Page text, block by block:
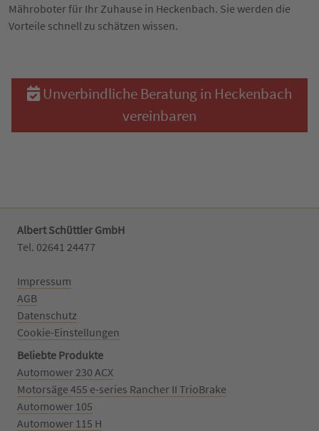
Mähroboter für Ihr Zuhause in Heckenbach. Sie werden die
Vorteile schnell zu schätzen wissen.
Unverbindliche Beratung in Heckenbach
vereinbaren
Albert Schüttler GmbH
Tel. 02641 24477‬
Impressum
AGB
Datenschutz
Cookie-Einstellungen
Beliebte Produkte
Automower 230 ACX
Motorsäge 455 e-series Rancher II TrioBrake
Automower 105
Automower 115 H